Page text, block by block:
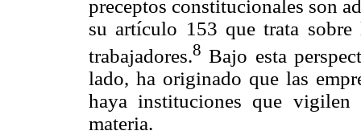
preceptos constitucionales son
su artículo 153 que trata
trabajadores.8 Bajo esta
lado, ha originado que las
haya instituciones que
materia.